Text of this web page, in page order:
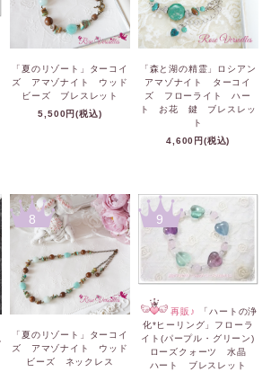
「夏のリゾート」ターコイ
ズ アマゾナイト ウッド
ビーズ ブレスレット
5,500円(税込)
「森と湖の精霊」ロシアン
アマゾナイト ターコイ
ズ フローライト ハー
ト お花 鍵 ブレスレッ
ト
4,600円(税込)
8
「夏のリゾート」ターコイ
ズ アマゾナイト ウッド
ビーズ ネックレス
9
再販♪
「ハートの浄
化*ヒーリング」フローラ
イト(パープル・グリーン)
ローズクォーツ 水晶
ハート ブレスレット